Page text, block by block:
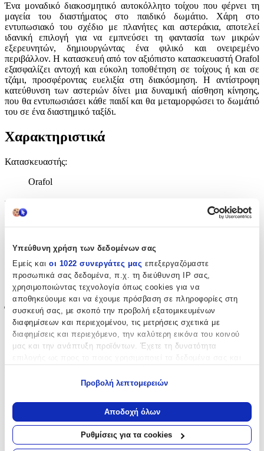
Υπεύθυνη χρήση των δεδομένων σας
Εμείς και οι 1022 συνεργάτες μας επεξεργαζόμαστε
προσωπικά σας δεδομένα, π.χ. τη διεύθυνση IP σας,
χρησιμοποιώντας τεχνολογία όπως cookies για να
αποθηκεύουμε και να έχουμε πρόσβαση σε πληροφορίες στη
συσκευή σας, με σκοπό την προβολή εξατομικευμένων
διαφημίσεων και περιεχομένου, τις μετρήσεις σχετικά με
διαφημίσεις και περιεχόμενο, την καλύτερη εικόνα του κοινού
μας και την ανάπτυξη προϊόντων. Έχετε τη δυνατότητα
Να συλλέξουμε πληροφορίες σχετικά με τη γεωγραφική
σας τοποθεσία, οι οποίες μπορεί να είναι ακριβείς σε
απόσταση μερικών μέτρων
Να αναγνωρίσουμε τη συσκευή σας σαρώνοντας ενεργά
Προβολή λεπτομερειών
Αποδοχή όλων
Ρυθμίσεις για τα cookies
Ένα μοναδικό διακοσμητικό αυτοκόλλητο τοίχου που φέρνει τη
μαγεία του διαστήματος στο παιδικό δωμάτιο. Χάρη στο
εντυπωσιακό του σχέδιο με πλανήτες και αστεράκια, αποτελεί
ιδανική επιλογή για να εμπνεύσει τη φαντασία των μικρών
εξερευνητών, δημιουργώντας ένα φιλικό και ονειρεμένο
περιβάλλον. Η κατασκευή από τον αξιόπιστο κατασκευαστή Orafol
εξασφαλίζει αντοχή και εύκολη τοποθέτηση σε τοίχους ή και σε
τζάμι, προσφέροντας ευελιξία στη διακόσμηση. Η αντίστροφη
κατεύθυνση των αστεριών δίνει μια δυναμική αίσθηση κίνησης,
που θα εντυπωσιάσει κάθε παιδί και θα μεταμορφώσει το δωμάτιό
του σε ένα διαστημικό ταξίδι.
Χαρακτηριστικά
Κατασκευαστής:
Orafol
Βασικά Χαρακτηριστικά
Σχέδιο:
Πλανήτες
Είδος:
Τοίχου
Έξτρα Χαρακτηριστικά
Αφρώδες: